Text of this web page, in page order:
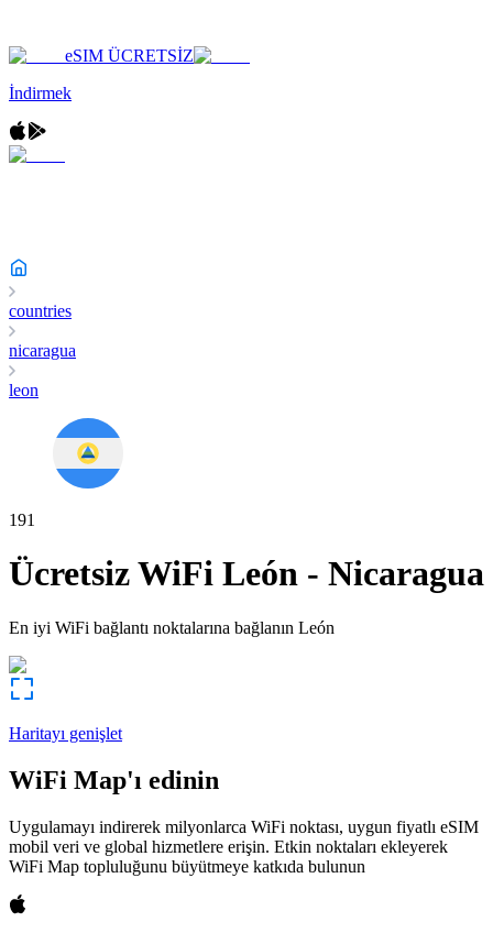
eSIM ÜCRETSİZ
İndirmek
countries
nicaragua
leon
191
Ücretsiz WiFi León - Nicaragua
En iyi WiFi bağlantı noktalarına bağlanın León
Haritayı genişlet
WiFi Map'ı edinin
Uygulamayı indirerek milyonlarca WiFi noktası, uygun fiyatlı eSIM
mobil veri ve global hizmetlere erişin. Etkin noktaları ekleyerek
WiFi Map topluluğunu büyütmeye katkıda bulunun